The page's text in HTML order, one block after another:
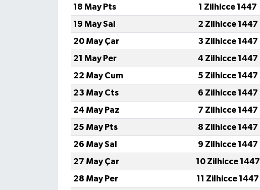
18 May Pts
1 Zilhicce 1447
19 May Sal
2 Zilhicce 1447
20 May Çar
3 Zilhicce 1447
21 May Per
4 Zilhicce 1447
22 May Cum
5 Zilhicce 1447
23 May Cts
6 Zilhicce 1447
24 May Paz
7 Zilhicce 1447
25 May Pts
8 Zilhicce 1447
26 May Sal
9 Zilhicce 1447
27 May Çar
10 Zilhicce 1447
28 May Per
11 Zilhicce 1447